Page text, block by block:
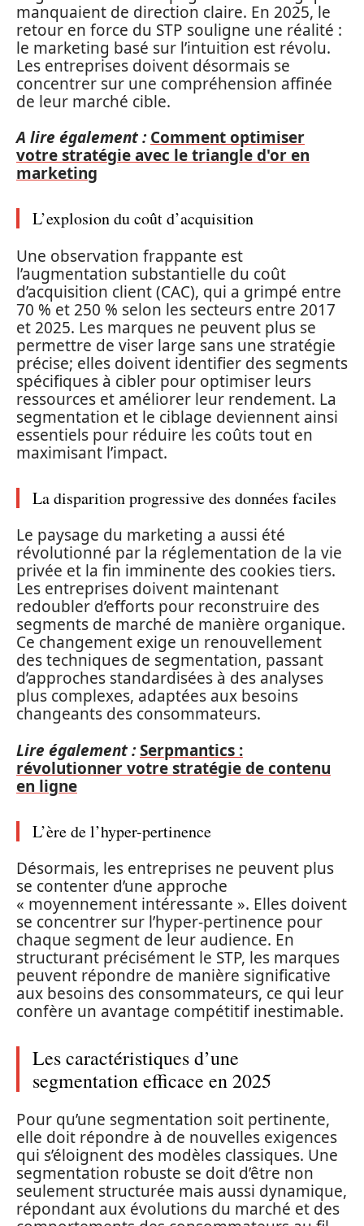
manquaient de direction claire. En 2025, le
retour en force du STP souligne une réalité :
le marketing basé sur l’intuition est révolu.
Les entreprises doivent désormais se
concentrer sur une compréhension affinée
de leur marché cible.
A lire également : Comment optimiser
votre stratégie avec le triangle d'or en
marketing
L’explosion du coût d’acquisition
Une observation frappante est
l’augmentation substantielle du coût
d’acquisition client (CAC), qui a grimpé entre
70 % et 250 % selon les secteurs entre 2017
et 2025. Les marques ne peuvent plus se
permettre de viser large sans une stratégie
précise; elles doivent identifier des segments
spécifiques à cibler pour optimiser leurs
ressources et améliorer leur rendement. La
segmentation et le ciblage deviennent ainsi
essentiels pour réduire les coûts tout en
maximisant l’impact.
La disparition progressive des données faciles
Le paysage du marketing a aussi été
révolutionné par la réglementation de la vie
privée et la fin imminente des cookies tiers.
Les entreprises doivent maintenant
redoubler d’efforts pour reconstruire des
segments de marché de manière organique.
Ce changement exige un renouvellement
des techniques de segmentation, passant
d’approches standardisées à des analyses
plus complexes, adaptées aux besoins
changeants des consommateurs.
Lire également :Serpmantics :
révolutionner votre stratégie de contenu
en ligne
L’ère de l’hyper-pertinence
Désormais, les entreprises ne peuvent plus
se contenter d’une approche
« moyennement intéressante ». Elles doivent
se concentrer sur l’hyper-pertinence pour
chaque segment de leur audience. En
structurant précisément le STP, les marques
peuvent répondre de manière significative
aux besoins des consommateurs, ce qui leur
confère un avantage compétitif inestimable.
Les caractéristiques d’une
segmentation efficace en 2025
Pour qu’une segmentation soit pertinente,
elle doit répondre à de nouvelles exigences
qui s’éloignent des modèles classiques. Une
segmentation robuste se doit d’être non
seulement structurée mais aussi dynamique,
répondant aux évolutions du marché et des